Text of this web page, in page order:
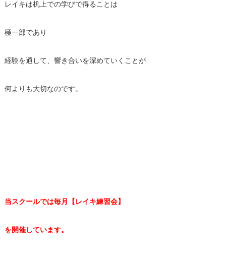
レイキは机上での学びで得ることは
極一部であり
経験を通して、響き合いを深めていくことが
何よりも大切なのです。
当スクールでは毎月【レイキ練習会】
を開催しています。